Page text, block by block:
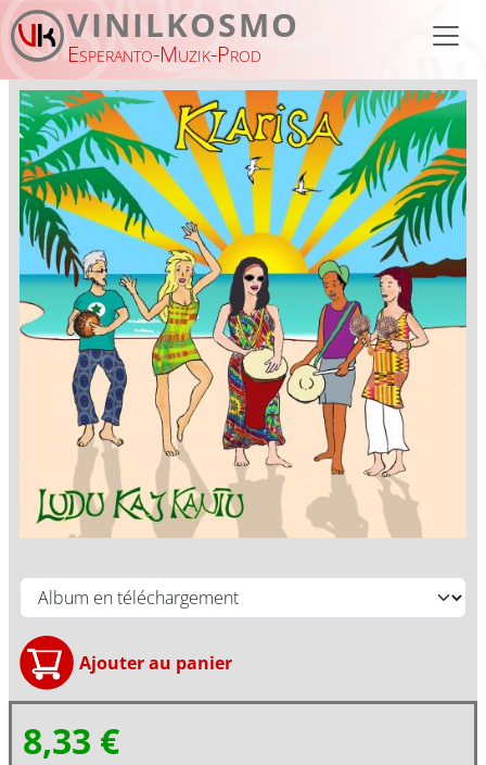
Aller au contenu principal
VINILKOSMO
Esperanto-Muzik-Prod
8,33 €